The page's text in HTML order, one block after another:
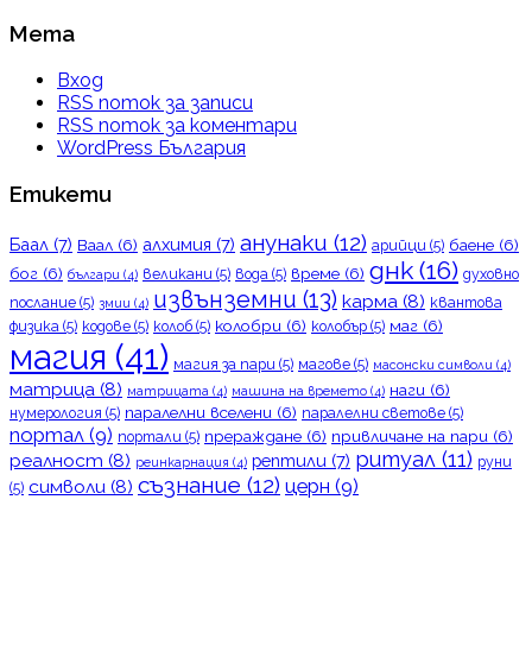
Мета
Вход
RSS поток за записи
RSS поток за коментари
WordPress България
Етикети
Баал (7) Ваал (6) алхимия (7) анунаки (12) арийци (5) баене (6)
бог (6) българи (4) великани (5) вода (5) време (6) днк (16) духовно
послание (5) змии (4) извънземни (13) карма (8) квантова
физика (5) кодове (5) колоб (5) колобри (6) колобър (5) маг (6)
магия (41) магия за пари (5) магове (5) масонски символи (4)
матрица (8) матрицата (4) машина на времето (4) наги (6)
нумерология (5) паралелни вселени (6) паралелни светове (5)
портал (9) портали (5) прераждане (6) привличане на пари (6)
реалност (8) реинкарнация (4) рептили (7) ритуал (11) руни
(5) символи (8) съзнание (12) церн (9)